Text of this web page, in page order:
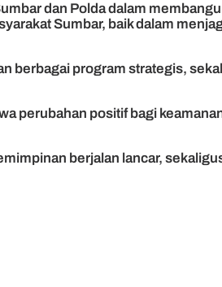
dan Polda dalam
Sumbar, baik dalam
berbagai program strategis,
perubahan positif bagi
berjalan lancar,